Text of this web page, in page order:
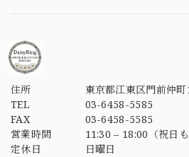
住所
東京都江東区門前仲
TEL
03-6458-5585
FAX
03-6458-5585
営業時間
11:30 – 18:00（祝日も
定休日
日曜日